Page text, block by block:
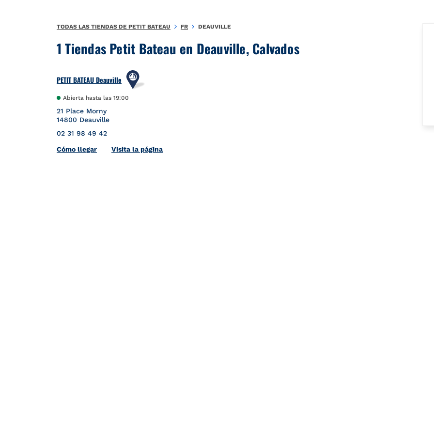
1 Tiendas Petit Bateau en Deauville, Calvados
PETIT BATEAU Deauville
Abierta hasta las 19:00
21 Place Morny
14800 Deauville
02 31 98 49 42
Cómo llegarLink Opens in New Tab
Visita la página
TODAS LAS TIENDAS DE PETIT BATEAU FR DEAUVILLE